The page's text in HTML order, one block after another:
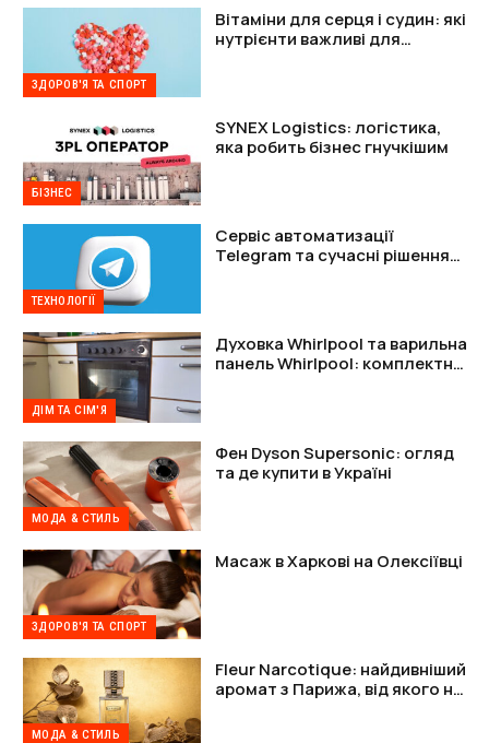
ЗДОРОВ'Я ТА СПОРТ
Вітаміни для серця і судин: які
нутрієнти важливі для
БІЗНЕС
SYNEX Logistics: логістика,
яка робить бізнес гнучкішим
ТЕХНОЛОГІЇ
Сервіс автоматизації
Telegram та сучасні рішення
ДІМ ТА СІМ'Я
Духовка Whirlpool та варильна
панель Whirlpool: комплектне
МОДА & СТИЛЬ
Фен Dyson Supersonic: огляд
та де купити в Україні
ЗДОРОВ'Я ТА СПОРТ
Масаж в Харкові на Олексіївці
МОДА & СТИЛЬ
Fleur Narcotique: найдивніший
аромат з Парижа, від якого не